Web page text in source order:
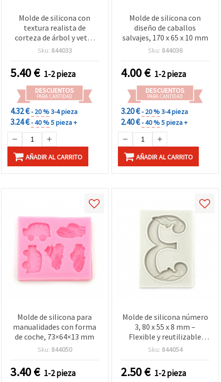
Molde de silicona con
textura realista de
corteza de árbol y vetas
de madera, 129 x 155 x 9
flexible para resina epoxi,
arcilla polimérica y
manualidades DIY
Sku: 844033
5.40€ 1-2 pieza
DESCUENTOS
PARA CANTIDAD
4.32 €- 20 %3-4 pieza
3.24 €- 40 %5 pieza +
AÑADIR AL CARRITO
Molde de silicona con
diseño de caballos
salvajes, 170 x 65 x 10 mm
Sku: 844036
4.00€ 1-2 pieza
DESCUENTOS
PARA CANTIDAD
3.20 €- 20 %3-4 pieza
2.40 €- 40 %5 pieza +
AÑADIR AL CARRITO
Molde de silicona para
manualidades con forma
de coche, 73×64×13 mm
Sku: 844050
3.40€ 1-2 pieza
Molde de silicona número
3, 80 x 55 x 8 mm –
Flexible y reutilizable
para colada de resina
polimérica y yeso,
manualidades DIY
Sku: 844054
2.50€ 1-2 pieza